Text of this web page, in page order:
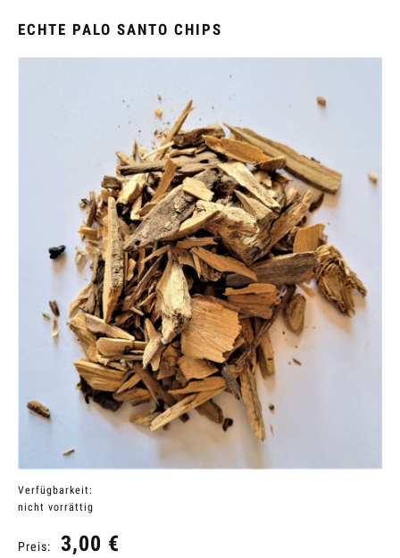
ECHTE PALO SANTO CHIPS
Verfügbarkeit:
nicht vorrättig
Preis: 3,00 €